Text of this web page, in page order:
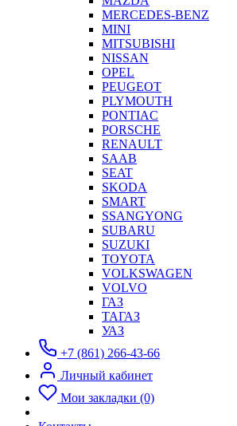
MERCEDES-BENZ
MINI
MITSUBISHI
NISSAN
OPEL
PEUGEOT
PLYMOUTH
PONTIAC
PORSCHE
RENAULT
SAAB
SEAT
SKODA
SMART
SSANGYONG
SUBARU
SUZUKI
TOYOTA
VOLKSWAGEN
VOLVO
ГАЗ
ТАГАЗ
УАЗ
+7 (861) 266-43-66
Личный кабинет
Мои закладки (0)